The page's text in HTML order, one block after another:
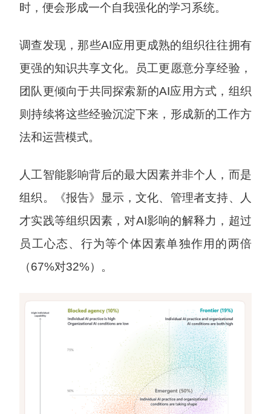
时，便会形成一个自我强化的学习系统。
调查发现，那些AI应用更成熟的组织往往拥有
更强的知识共享文化。员工更愿意分享经验，
团队更倾向于共同探索新的AI应用方式，组织
则持续将这些经验沉淀下来，形成新的工作方
法和运营模式。
人工智能影响背后的最大因素并非个人，而是
组织。《报告》显示，文化、管理者支持、人
才实践等组织因素，对AI影响的解释力，超过
员工心态、行为等个体因素单独作用的两倍
（67%对32%）。